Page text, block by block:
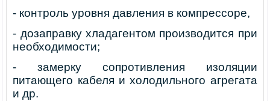
- контроль уровня давления в компрессоре,
- дозаправку хладагентом производится при
необходимости;
- замерку сопротивления изоляции
питающего кабеля и холодильного агрегата
и др.